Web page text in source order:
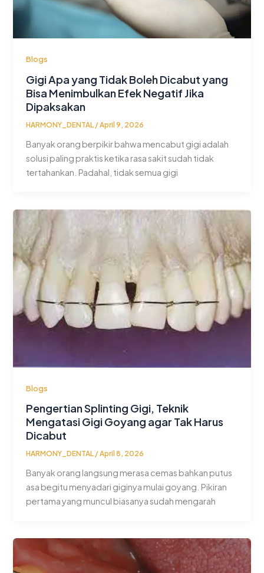
Blogs
Gigi Apa yang Tidak Boleh Dicabut yang
Bisa Menimbulkan Efek Negatif Jika
Dipaksakan
HARMONY_DENTAL /April 9, 2026
Banyak orang berpikir bahwa mencabut gigi adalah
solusi paling praktis ketika rasa sakit sudah tidak
tertahankan. Padahal, tidak semua gigi
Blogs
Pengertian Splinting Gigi, Teknik
Mengatasi Gigi Goyang agar Tak Harus
Dicabut
HARMONY_DENTAL /April 8, 2026
Banyak orang langsung merasa cemas bahkan putus
asa begitu menyadari giginya mulai goyang. Pikiran
pertama yang muncul biasanya sudah mengarah